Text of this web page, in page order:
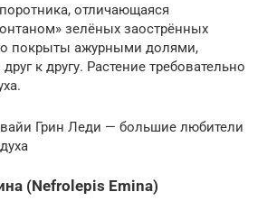
отличающаяся
зелёных заострённых
покрыты ажурными долями,
к другу. Растение требовательно
Грин Леди — большие любители
(Nefrolepis Emina)